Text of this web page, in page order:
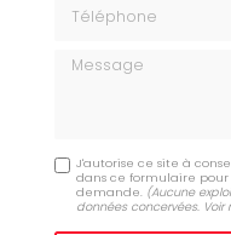
Message
J'autorise ce site à
dans ce formulaire
demande. (Aucune
données concervées. Voir